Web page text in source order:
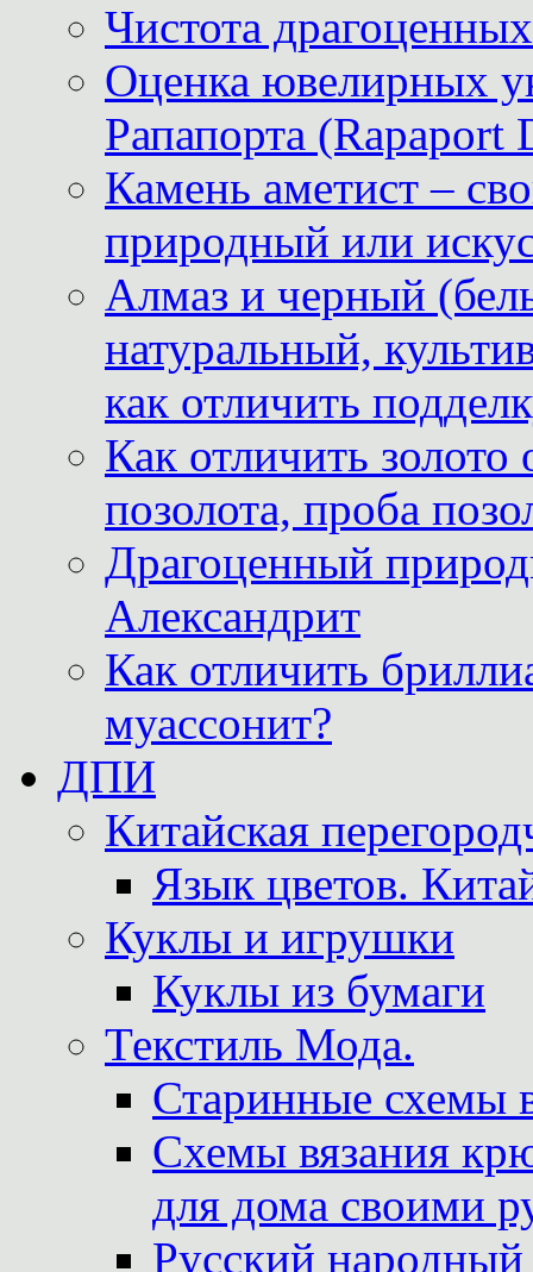
Чистота
Оценка ювелирных
Рапапорта (Rapaport
Камень аметист –
природный или
Алмаз и черный
натуральный,
как отличить
Как отличить
позолота, проба
Драгоценный
Александрит
Как отличить
муассонит?
ДПИ
Китайская
Язык цветов.
Куклы и игрушки
Куклы из бумаги
Текстиль Мода.
Старинные схемы
Схемы вязания
для дома своими
Русский